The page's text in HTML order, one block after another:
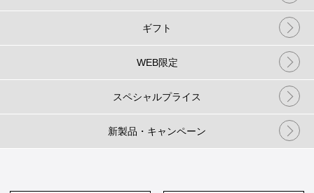
ギフト
WEB限定
スペシャルプライス
新製品・キャンペーン